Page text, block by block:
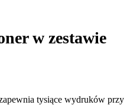
w zestawie
tysiące wydruków przy